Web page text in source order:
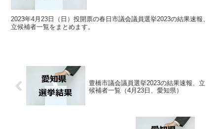
2023年4月23日（日）投開票の春日市議会議員選挙2023の結果速報、
立候補者一覧をまとめます。
豊橋市議会議員選挙2023の結果速報、立
候補者一覧（4月23日、愛知県）